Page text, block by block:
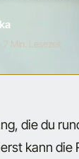
· 7 Min. Lesezeit
die du
kann die